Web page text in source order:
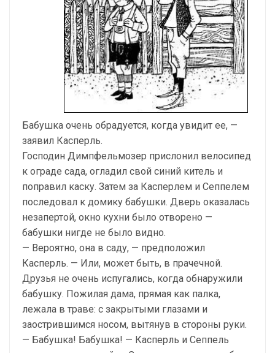
Бабушка очень обрадуется, когда увидит ее, —
заявил Касперль.
Господин Димпфельмозер прислонил велосипед
к ограде сада, огладил свой синий китель и
поправил каску. Затем за Касперлем и Сеппелем
последовал к домику бабушки. Дверь оказалась
незапертой, окно кухни было отворено —
бабушки нигде не было видно.
— Вероятно, она в саду, — предположил
Касперль. — Или, может быть, в прачечной.
Друзья не очень испугались, когда обнаружили
бабушку. Пожилая дама, прямая как палка,
лежала в траве: с закрытыми глазами и
заострившимся носом, вытянув в стороны руки.
— Бабушка! Бабушка! — Касперль и Сеппель